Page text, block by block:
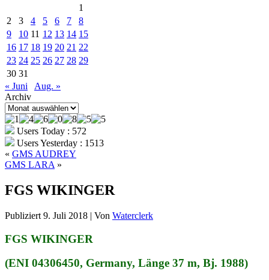
1
2
3 4 5 6 7
8
9
10 11 12 13 14 15
16 17 18 19 20 21 22
23 24 25 26 27 28 29
30 31
« Juni
Aug. »
Archiv
Archiv
Users Today : 572
Users Yesterday : 1513
« GMS AUDREY
GMS LARA »
FGS WIKINGER
Publiziert 9. Juli 2018 | Von Waterclerk
FGS WIKINGER
(ENI 04306450, Germany, Länge 37 m, Bj. 1988)